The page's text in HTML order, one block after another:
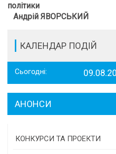
Андрій ЯВОРСЬКИЙ
КАЛЕНДАР ПОДІЙ
Сьогодні:
АНОНСИ
КОНКУРСИ ТА ПРОЕКТИ